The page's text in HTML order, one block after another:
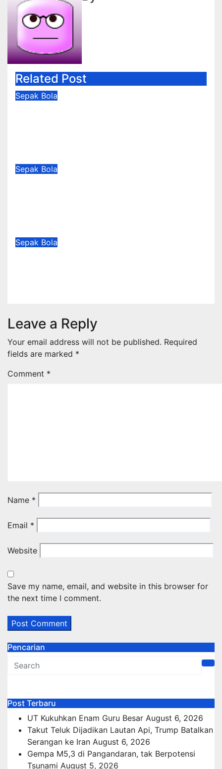
Related Post
Sepak Bola
Sepak Bola
Sepak Bola
Leave a Reply
Your email address will not be published. Required
fields are marked *
Comment *
Name *
Email *
Website
Save my name, email, and website in this browser for
the next time I comment.
Pencarian
Post Terbaru
UT Kukuhkan Enam Guru Besar August 6, 2026
Takut Teluk Dijadikan Lautan Api, Trump Batalkan
Serangan ke Iran August 6, 2026
Gempa M5,3 di Pangandaran, tak Berpotensi
Tsunami August 5, 2026